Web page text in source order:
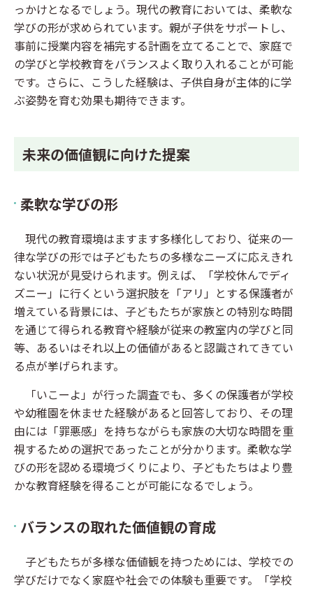
っかけとなるでしょう。現代の教育においては、柔軟な
学びの形が求められています。親が子供をサポートし、
事前に授業内容を補完する計画を立てることで、家庭で
の学びと学校教育をバランスよく取り入れることが可能
です。さらに、こうした経験は、子供自身が主体的に学
ぶ姿勢を育む効果も期待できます。
未来の価値観に向けた提案
柔軟な学びの形
現代の教育環境はますます多様化しており、従来の一
律な学びの形では子どもたちの多様なニーズに応えきれ
ない状況が見受けられます。例えば、「学校休んでディ
ズニー」に行くという選択肢を「アリ」とする保護者が
増えている背景には、子どもたちが家族との特別な時間
を通じて得られる教育や経験が従来の教室内の学びと同
等、あるいはそれ以上の価値があると認識されてきてい
る点が挙げられます。
「いこーよ」が行った調査でも、多くの保護者が学校
や幼稚園を休ませた経験があると回答しており、その理
由には「罪悪感」を持ちながらも家族の大切な時間を重
視するための選択であったことが分かります。柔軟な学
びの形を認める環境づくりにより、子どもたちはより豊
かな教育経験を得ることが可能になるでしょう。
バランスの取れた価値観の育成
子どもたちが多様な価値観を持つためには、学校での
学びだけでなく家庭や社会での体験も重要です。「学校